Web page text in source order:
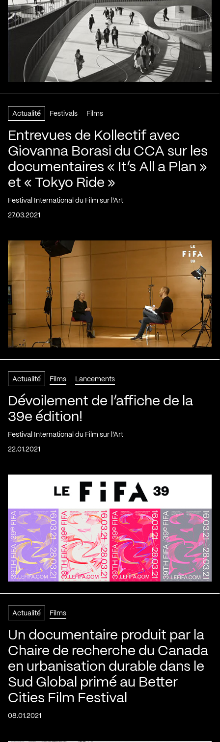
Actualité Festivals Films
Entrevues de Kollectif avec
Giovanna Borasi du CCA sur les
documentaires « It’s All a Plan »
et « Tokyo Ride »
Festival International du Film sur l’Art
27.03.2021
Actualité Films Lancements
Dévoilement de l’affiche de la
39e édition!
Festival International du Film sur l’Art
22.01.2021
Actualité Films
Un documentaire produit par la
Chaire de recherche du Canada
en urbanisation durable dans le
Sud Global primé au Better
Cities Film Festival
08.01.2021